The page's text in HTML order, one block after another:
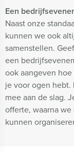
Een
Naast onze
kunnen we ook
samenstellen.
een
ook aangeven
je voor ogen hebt.
mee aan de slag.
offerte, waarna
kunnen